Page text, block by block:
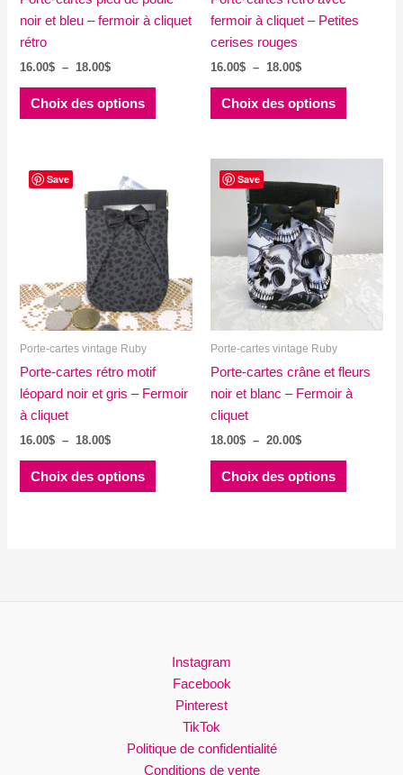
noir et bleu – fermoir à cliquet
rétro
16.00$ – 18.00$Plage
prix :
16.00$
Choix des options
Ce
Les
options
peuvent
être
choisies
sur
la
du
produit
fermoir à cliquet – Petites
cerises rouges
16.00$ – 18.00$Plage
prix :
16.00$
Choix des options
Ce
plusieurs
être
choisies
la
du
produit
Save
Porte-cartes vintage Ruby
Porte-cartes rétro motif
léopard noir et gris – Fermoir
à cliquet
16.00$ – 18.00$Plage
prix :
16.00$
Choix des options
Ce
choisies
sur
page
du
produit
Save
Porte-cartes vintage Ruby
Porte-cartes crâne et fleurs
noir et blanc – Fermoir à
cliquet
18.00$ – 20.00$Plage
prix :
18.00$
Choix des options
Ce
Instagram
Facebook
Pinterest
TikTok
Politique de confidentialité
Conditions de vente